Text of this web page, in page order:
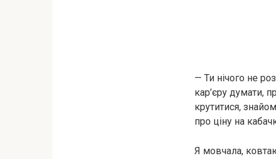
— Ти нічого не
кар’єру думати,
крутитися,
про ціну на
Я мовчала,